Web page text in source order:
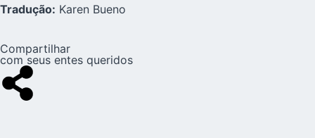
Tradução: Karen Bueno
Compartilhar
com seus entes queridos